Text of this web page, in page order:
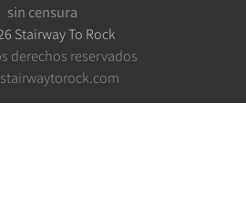
sin censura
Stairway To Rock
derechos reservados